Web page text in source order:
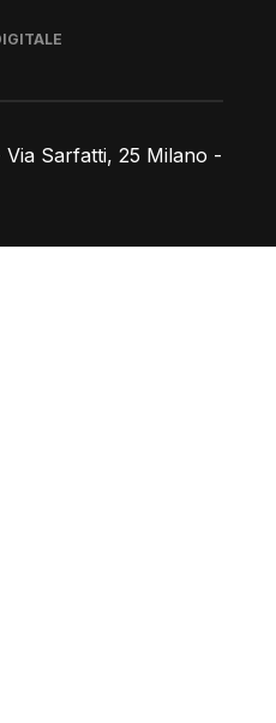
Sarfatti, 25 Milano -